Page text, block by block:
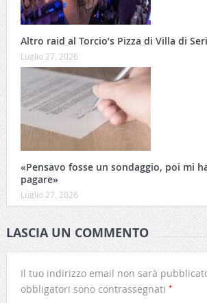
Altro raid al Torcio’s Pizza di Villa di
Luglio 27, 2026
«Pensavo fosse un sondaggio, poi mi
pagare»
Luglio 27, 2026
LASCIA UN COMMENTO
Il tuo indirizzo email non sarà
obbligatori sono contrassegnati *